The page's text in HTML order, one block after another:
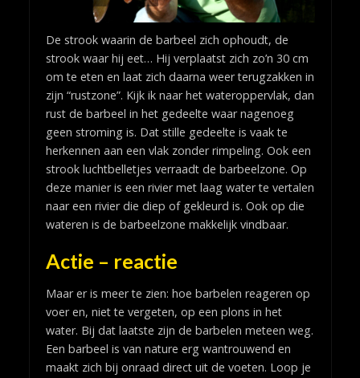
De strook waarin de barbeel zich ophoudt, de
strook waar hij eet… Hij verplaatst zich zo’n 30 cm
om te eten en laat zich daarna weer terugzakken in
zijn “rustzone”. Kijk ik naar het wateroppervlak, dan
rust de barbeel in het gedeelte waar nagenoeg
geen stroming is. Dat stille gedeelte is vaak te
herkennen aan een vlak zonder rimpeling. Ook een
strook luchtbelletjes verraadt de barbeelzone. Op
deze manier is een rivier met laag water te vertalen
naar een rivier die diep of gekleurd is. Ook op die
wateren is de barbeelzone makkelijk vindbaar.
Actie – reactie
Maar er is meer te zien: hoe barbelen reageren op
voer en, niet te vergeten, op een plons in het
water. Bij dat laatste zijn de barbelen meteen weg.
Een barbeel is van nature erg wantrouwend en
maakt zich bij onraad direct uit de voeten. Loop je